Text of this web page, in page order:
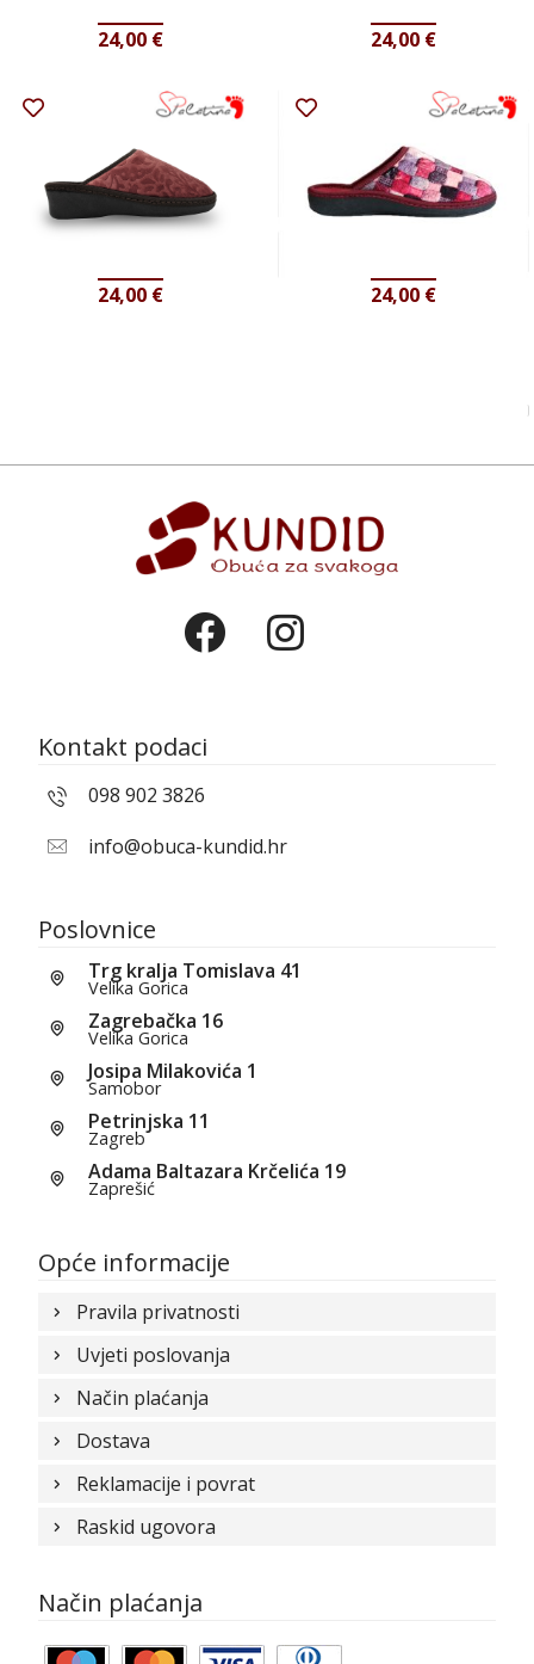
24,00 € 24,00 €
24,00 € 24,00 €
Kontakt podaci
098 902 3826
info@obuca-kundid.hr
Poslovnice
Trg kralja Tomislava 41
Velika Gorica
Zagrebačka 16
Velika Gorica
Josipa Milakovića 1
Samobor
Petrinjska 11
Zagreb
Adama Baltazara Krčelića 19
Zaprešić
Opće informacije
Pravila privatnosti
Uvjeti poslovanja
Način plaćanja
Dostava
Reklamacije i povrat
Raskid ugovora
Način plaćanja